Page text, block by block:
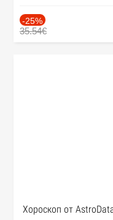
-25%
35.54€
Хороскоп от